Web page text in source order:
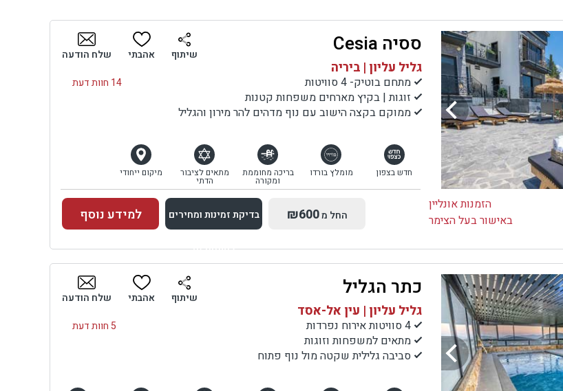
ססיה Cesia
גליל עליון | ביריה
14 חוות דעת
מתחם בוטיק- 4 סוויטות
זוגות | בקיץ מארחים משפחות קטנות
ממוקם בקצה הישוב עם נוף מדהים להר מירון והגליל
שיתוף אהבתי שלח הודעה
חדש בצפון מומלץ בורדו בריכה מחוממת
ומקורה
מתאים לציבור
הדתי
מיקום ייחודי
הזמנות אונליין
באישור בעל הצימר
החל מ₪600 בדיקת זמינות ומחירים
למתחם זה
בדיקת זמינות ומחירים
למידע נוסף
כתר הגליל
גליל עליון | עין אל-אסד
5 חוות דעת
4 סוויטות אירוח נפרדות
מתאים למשפחות וזוגות
סביבה גלילית שקטה מול נוף פתוח
שיתוף אהבתי שלח הודעה